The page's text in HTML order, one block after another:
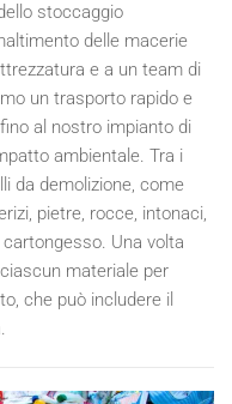
stoccaggio
delle macerie
e a un team di
un trasporto rapido e
al nostro impianto di
ambientale. Tra i
da demolizione, come
pietre, rocce, intonaci,
Una volta
materiale per
che può includere il